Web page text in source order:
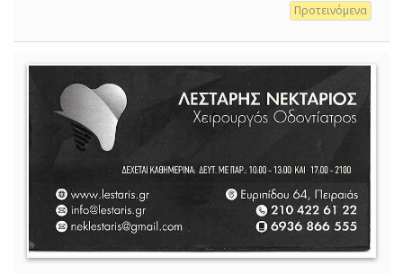
Προτεινόμενα